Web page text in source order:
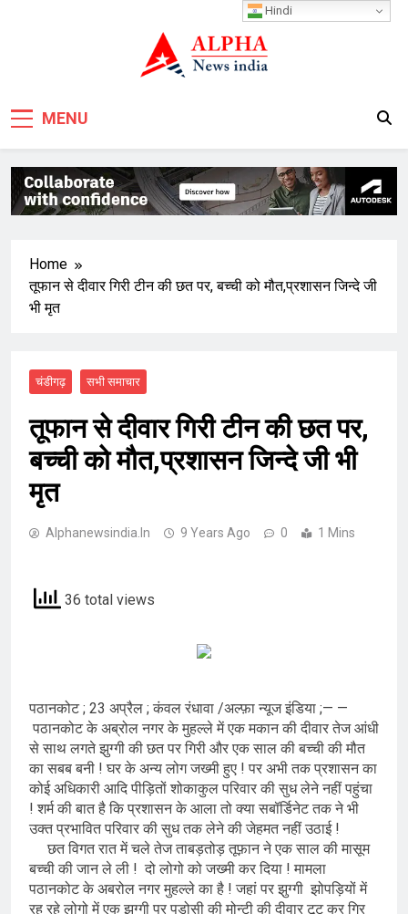
MENU
Home
तूफान से दीवार गिरी टीन की छत पर, बच्ची को मौत,प्रशासन जिन्दे जी
भी मृत
चंडीगढ़ सभी समाचार
तूफान से दीवार गिरी टीन की छत पर,
बच्ची को मौत,प्रशासन जिन्दे जी भी
मृत
Alphanewsindia.in 9 Years Ago 0 1 Mins
36 total views
पठानकोट ; 23 अप्रैल ; कंवल रंधावा /अल्फ़ा न्यूज इंडिया ;— —
पठानकोट के अब्रोल नगर के मुहल्ले में एक मकान की दीवार तेज आंधी
से साथ लगते झुग्गी की छत पर गिरी और एक साल की बच्ची की मौत
का सबब बनी ! घर के अन्य लोग जख्मी हुए ! पर अभी तक प्रशासन का
कोई अधिकारी आदि पीड़ितों शोकाकुल परिवार की सुध लेने नहीं पहुंचा
! शर्म की बात है कि प्रशासन के आला तो क्या सबॉर्डिनेट तक ने भी
उक्त प्रभावित परिवार की सुध तक लेने की जेहमत नहीं उठाई !
छत विगत रात में चले तेज ताबड़तोड़ तूफ़ान ने एक साल की मासूम
बच्ची की जान ले ली ! दो लोगो को जख्मी कर दिया ! मामला
पठानकोट के अबरोल नगर मुहल्ले का है ! जहां पर झुग्गी झोपड़ियों में
रह रहे लोगो में एक झुग्गी पर पडोसी की मोन्टी की दीवार टूट कर गिर
Hindi